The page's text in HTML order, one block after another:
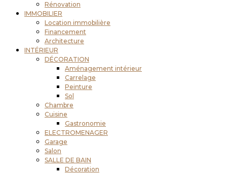
Rénovation
IMMOBILIER
Location immobilière
Financement
Architecture
INTÉRIEUR
DÉCORATION
Aménagement intérieur
Carrelage
Peinture
Sol
Chambre
Cuisine
Gastronomie
ELECTROMENAGER
Garage
Salon
SALLE DE BAIN
Décoration